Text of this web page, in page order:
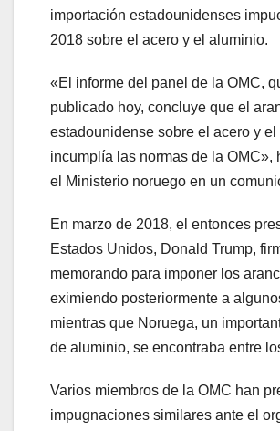
importación estadounidenses
2018 sobre el acero y el aluminio.
«El informe del panel de la OMC,
publicado hoy, concluye que el
estadounidense sobre el acero y
incumplía las normas de la OMC»,
el Ministerio noruego en un
En marzo de 2018, el entonces
Estados Unidos, Donald Trump,
memorando para imponer los
eximiendo posteriormente a
mientras que Noruega, un
de aluminio, se encontraba entre
Varios miembros de la OMC han
impugnaciones similares ante el